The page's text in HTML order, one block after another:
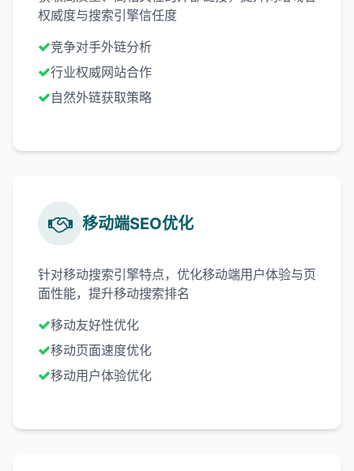
权威度与搜索引擎信任度
竞争对手外链分析
行业权威网站合作
自然外链获取策略
移动端SEO优化
针对移动搜索引擎特点，优化移动端用户体验与页
面性能，提升移动搜索排名
移动友好性优化
移动页面速度优化
移动用户体验优化